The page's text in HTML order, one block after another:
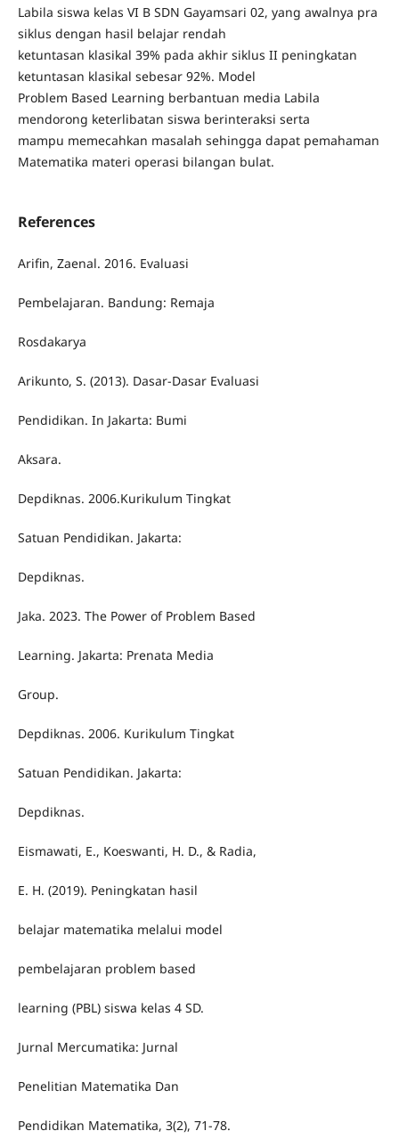
Labila siswa kelas VI B SDN Gayamsari 02, yang awalnya pra
siklus dengan hasil belajar rendah
ketuntasan klasikal 39% pada akhir siklus II peningkatan
ketuntasan klasikal sebesar 92%. Model
Problem Based Learning berbantuan media Labila
mendorong keterlibatan siswa berinteraksi serta
mampu memecahkan masalah sehingga dapat pemahaman
Matematika materi operasi bilangan bulat.
References
Arifin, Zaenal. 2016. Evaluasi
Pembelajaran. Bandung: Remaja
Rosdakarya
Arikunto, S. (2013). Dasar-Dasar Evaluasi
Pendidikan. In Jakarta: Bumi
Aksara.
Depdiknas. 2006.Kurikulum Tingkat
Satuan Pendidikan. Jakarta:
Depdiknas.
Jaka. 2023. The Power of Problem Based
Learning. Jakarta: Prenata Media
Group.
Depdiknas. 2006. Kurikulum Tingkat
Satuan Pendidikan. Jakarta:
Depdiknas.
Eismawati, E., Koeswanti, H. D., & Radia,
E. H. (2019). Peningkatan hasil
belajar matematika melalui model
pembelajaran problem based
learning (PBL) siswa kelas 4 SD.
Jurnal Mercumatika: Jurnal
Penelitian Matematika Dan
Pendidikan Matematika, 3(2), 71-78.